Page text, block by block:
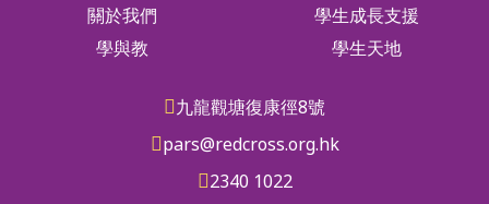
關於我們
學與教
學生成長支援
學生天地
九龍觀塘復康徑8號
pars@redcross.org.hk
2340 1022